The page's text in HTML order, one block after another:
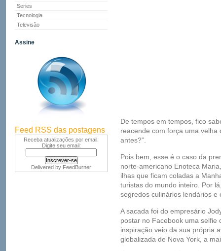
Series
Tecnologia
Televisão
Assine
Feed RSS das postagens
Receba atualizações por email.
Digite seu email:
Delivered by FeedBurner
De tempos em tempos, fico
reacende com força uma velha
antes?”.
Pois bem, esse é o caso da
norte-americano Enoteca
ilhas que ficam coladas a
turistas do mundo inteiro. Por
segredos culinários lendários e
A sacada foi do empresário
postar no Facebook uma selfie
inspiração veio da sua própria
globalizada de Nova York, a